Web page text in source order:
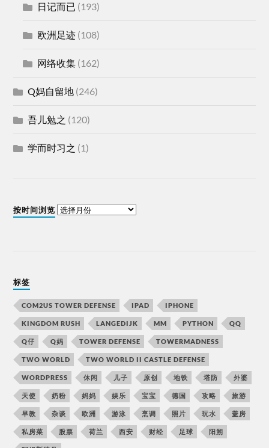
日记而已 (193)
欧洲足迹 (108)
网络收集 (162)
Q妈自留地 (246)
吾儿勉之 (120)
学而时习之 (1)
按时间浏览
标签
COM2US TOWER DEFENSE IPAD IPHONE
KINGDOM RUSH LANGEDIJK MM PYTHON QQ
Q仔 Q妈 TOWER DEFENSE TOWERMADNESS
TWO WORLD TWO WORLD II CASTLE DEFENSE
WORDPRESS 休闲 儿子 原创 地铁 塔防 外婆
天使 奶粉 妈妈 娱乐 宝宝 德国 攻略 旅游
早教 杂谈 欧洲 游泳 烹调 照片 玩水 盖房
私房菜 股票 荷兰 西安 财经 足球 阳朔